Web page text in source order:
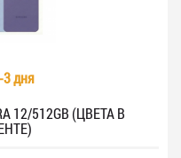
дня
12/512GB (ЦВЕТА В